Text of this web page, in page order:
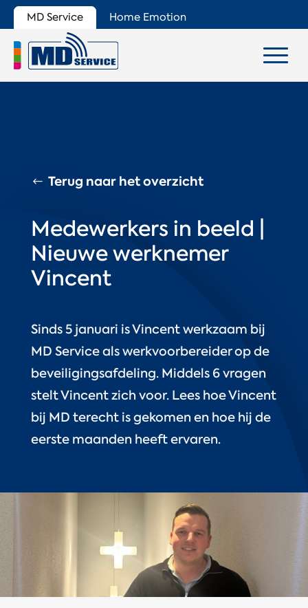
MD Service Home Emotion
Terug naar het overzicht
Medewerkers in beeld |
Nieuwe werknemer
Vincent
Sinds 5 januari is Vincent werkzaam bij
MD Service als werkvoorbereider op de
beveiligingsafdeling. Middels 6 vragen
stelt Vincent zich voor. Lees hoe Vincent
bij MD terecht is gekomen en hoe hij de
eerste maanden heeft ervaren.